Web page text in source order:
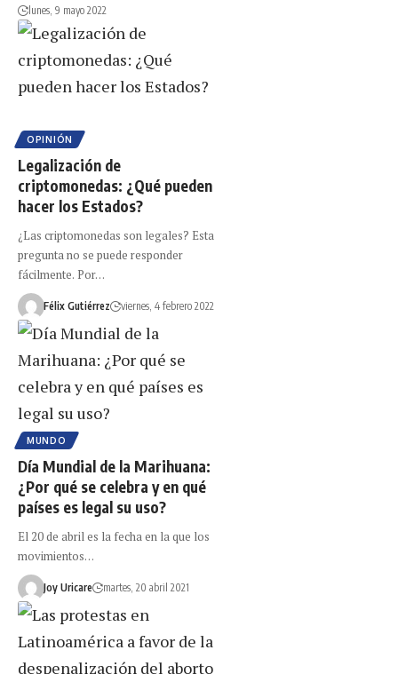
lunes, 9 mayo 2022
OPINIÓN
Legalización de
criptomonedas: ¿Qué pueden
hacer los Estados?
¿Las criptomonedas son legales? Esta
pregunta no se puede responder
fácilmente. Por…
Félix Gutiérrez viernes, 4 febrero 2022
MUNDO
Día Mundial de la Marihuana:
¿Por qué se celebra y en qué
países es legal su uso?
El 20 de abril es la fecha en la que los
movimientos…
Joy Uricare martes, 20 abril 2021